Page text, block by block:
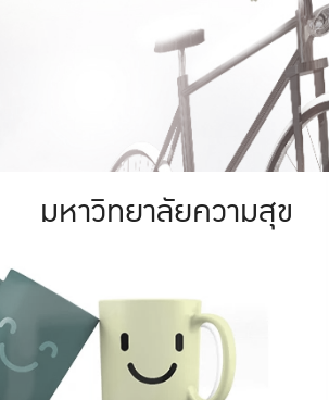
มหาวิทยาลัย
ให้กับประชาชน
มหาวิทยาลัยความสุข